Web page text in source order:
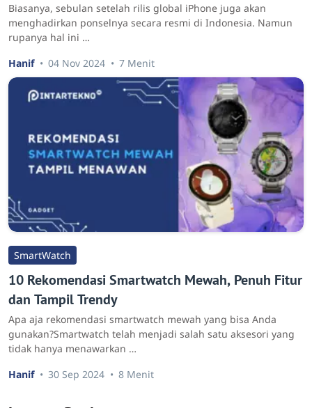
Biasanya, sebulan setelah rilis global iPhone juga akan
menghadirkan ponselnya secara resmi di Indonesia. Namun
rupanya hal ini …
Hanif
04 Nov 2024 7 Menit
SmartWatch
10 Rekomendasi Smartwatch Mewah, Penuh Fitur
dan Tampil Trendy
Apa aja rekomendasi smartwatch mewah yang bisa Anda
gunakan?Smartwatch telah menjadi salah satu aksesori yang
tidak hanya menawarkan …
Hanif
30 Sep 2024 8 Menit